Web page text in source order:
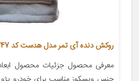
روکش دنده آی تمر مدل هدست کد 247